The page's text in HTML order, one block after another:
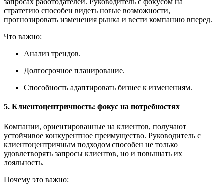
запросах работодателей. Руководитель с фокусом на
стратегию способен видеть новые возможности,
прогнозировать изменения рынка и вести компанию вперед.
Что важно:
Анализ трендов.
Долгосрочное планирование.
Способность адаптировать бизнес к изменениям.
5. Клиентоцентричность: фокус на потребностях
Компании, ориентированные на клиентов, получают
устойчивое конкурентное преимущество. Руководитель с
клиентоцентричным подходом способен не только
удовлетворять запросы клиентов, но и повышать их
лояльность.
Почему это важно: